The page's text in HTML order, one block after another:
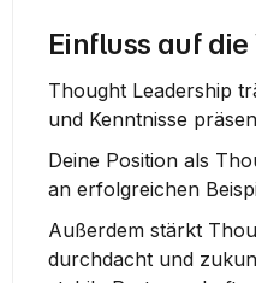
Einfluss auf
Thought Leadership
und Kenntnisse
Deine Position als
an erfolgreichen
Außerdem stärkt
durchdacht und